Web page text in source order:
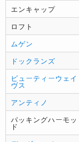
エンキャップ
ロフト
ムゲン
ドックランズ
ビューティーウェイ
ヴス
アンティノ
パッキングハーモッ
ド